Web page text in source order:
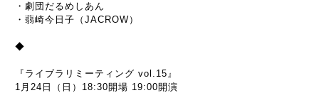
・劇団だるめしあん
・蒻崎今日子（JACROW）
◆
『ライブラリミーティング vol.15』
1月24日（日）18:30開場 19:00開演